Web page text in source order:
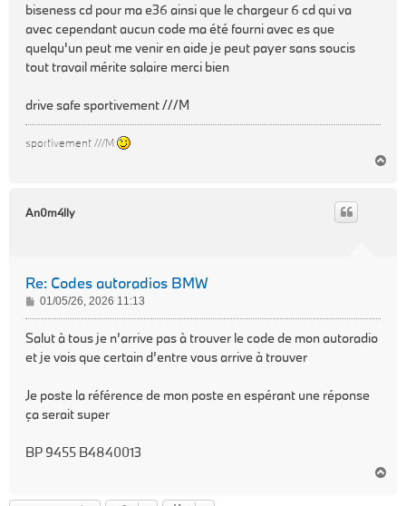
a
g
e
biseness cd pour ma e36 ainsi que le chargeur 6 cd qui va
avec cependant aucun code ma été fourni avec es que
quelqu'un peut me venir en aide je peut payer sans soucis
tout travail mérite salaire merci bien
drive safe sportivement ///M
sportivement ///M
An0m4lly
Re: Codes autoradios BMW
M
e
s
a
e
01/05/26, 2026 11:13
Salut à tous je n’arrive pas à trouver le code de mon autoradio
et je vois que certain d’entre vous arrive à trouver
Je poste la référence de mon poste en espérant une réponse
ça serait super
BP 9455 B4840013